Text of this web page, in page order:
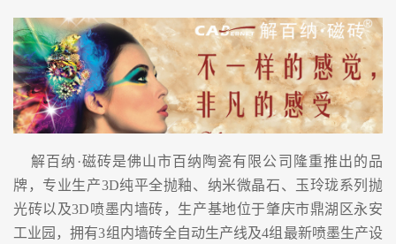
解百纳·磁砖是佛山市百纳陶瓷有限公司隆重推出的品
牌，专业生产3D纯平全抛釉、纳米微晶石、玉玲珑系列抛
光砖以及3D喷墨内墙砖，生产基地位于肇庆市鼎湖区永安
工业园，拥有3组内墙砖全自动生产线及4组最新喷墨生产设